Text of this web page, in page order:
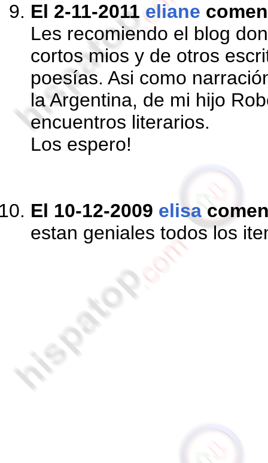
El 2-11-2011eliane
Les recomiendo el blog
cortos mios y de otros
poesías. Asi como
la Argentina, de mi hijo
encuentros literarios.
Los espero!
El 10-12-2009 elisa
estan geniales todos los